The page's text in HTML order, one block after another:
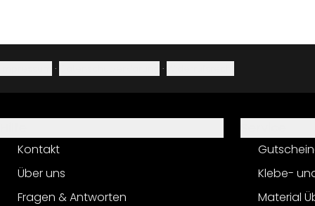
· ·
Kontakt
Über uns
Fragen & Antworten
Klebe-
Material